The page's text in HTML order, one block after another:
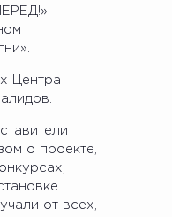
Центра
о проекте,
от всех,